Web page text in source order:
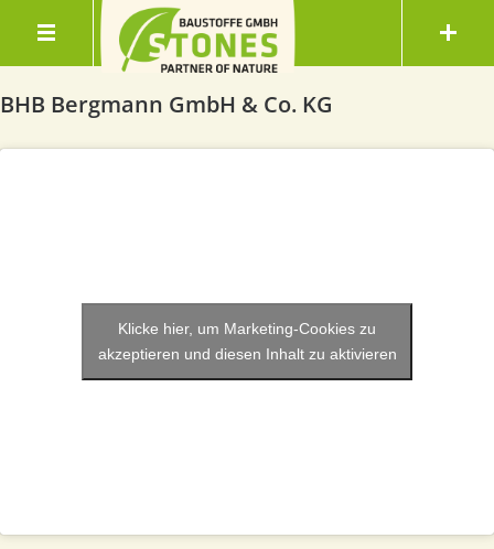
BHB Bergmann GmbH & Co. KG
Klicke hier, um Marketing-Cookies zu
akzeptieren und diesen Inhalt zu aktivieren